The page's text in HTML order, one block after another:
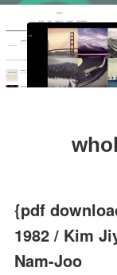
{pdf
1982 / Kim
Nam-Joo